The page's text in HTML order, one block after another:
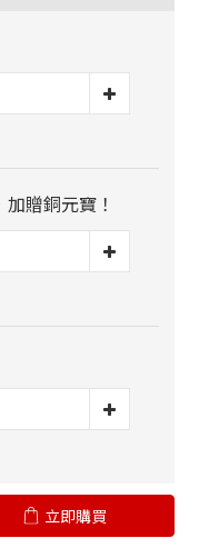
贈銅元寶！
立即購買